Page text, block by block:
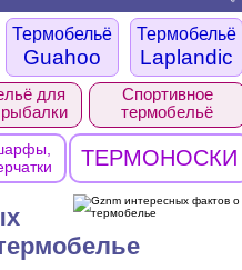
для
Спортивное
термобельё
ТЕРМОНОСКИ
Термобельё
Guahoo
Термобельё
Laplandic